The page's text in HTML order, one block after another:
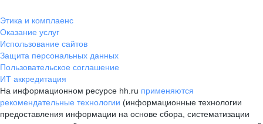
Этика и комплаенс
Оказание услуг
Использование сайтов
Защита персональных данных
Пользовательское соглашение
ИТ аккредитация
На информационном ресурсе hh.ru применяются
рекомендательные технологии (информационные технологии
предоставления информации на основе сбора, систематизации